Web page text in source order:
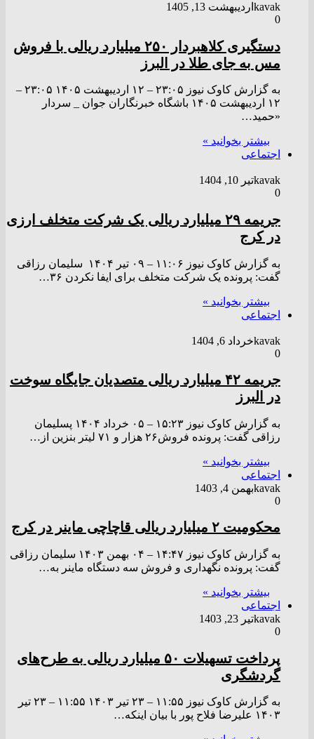
kavak اردیبهشت 13, 1405
0
دستگیری کلاهبردار ۲۵۰ میلیارد ریالی با فروش
مس به جای طلا در البرز
به گزارش کاوک نیوز ۲۳:۰۵ – ۱۲ ارديبهشت ۱۴۰۵ ۲۳:۰۵ –
۱۲ ارديبهشت ۱۴۰۵ باشگاه خبرنگاران جوان _ سردار
«حمید…
بیشتر بخوانید »
اجتماعی
kavakتیر 10, 1404
0
جریمه ۲۹ میلیارد ریالی یک شرکت متخلف ارزی
در کرج
به گزارش کاوک نیوز ۱۱:۰۶ – ۰۹ تير ۱۴۰۴ سلیمان رزاقی
گفت: پرونده یک شرکت متخلف برای ایفا نکردن ۳۶…
بیشتر بخوانید »
اجتماعی
kavakخرداد 6, 1404
0
جریمه ۴۲ میلیارد ریالی متصدیان جایگاه سوخت
در البرز
به گزارش کاوک نیوز ۱۵:۲۳ – ۰۵ خرداد ۱۴۰۴ پسلیمان
رزاقی گفت: پرونده فروش۲۶ هزار و ۷۱ لیتر بنزین از…
بیشتر بخوانید »
اجتماعی
kavakبهمن 4, 1403
0
محکومیت ۲ میلیارد ریالی قاچاچی ماینر در کرج
به گزارش کاوک نیوز ۱۴:۴۷ – ۰۴ بهمن ۱۴۰۳ سلیمان رزاقی
گفت: پرونده نگهداری و فروش سه دستگاه ماینر به…
بیشتر بخوانید »
اجتماعی
kavakتیر 23, 1403
0
پرداخت تسهیلات ۵۰ میلیارد ریالی به طرح‌های
گردشگری
به گزارش کاوک نیوز ۱۱:۵۵ – ۲۳ تير ۱۴۰۳ ۱۱:۵۵ – ۲۳ تير
۱۴۰۳ علیرضا فلاح پور با بیان اینکه…